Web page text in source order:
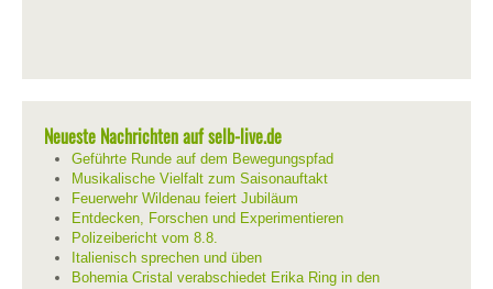
Neueste Nachrichten auf selb-live.de
Geführte Runde auf dem Bewegungspfad
Musikalische Vielfalt zum Saisonauftakt
Feuerwehr Wildenau feiert Jubiläum
Entdecken, Forschen und Experimentieren
Polizeibericht vom 8.8.
Italienisch sprechen und üben
Bohemia Cristal verabschiedet Erika Ring in den